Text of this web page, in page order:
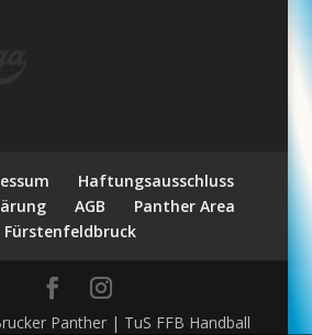
Haftungsausschluss
AGB
Panther Area
Fürstenfeldbruck
Panther | TuS FFB Handball